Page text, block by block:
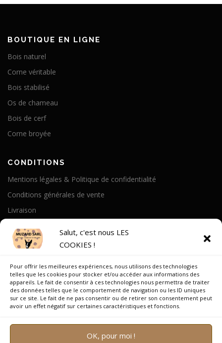
Salut, c'est nous LES
COOKIES !
Pour offrir les meilleures expériences, nous utilisons des technologies
telles que les cookies pour stocker et/ou accéder aux informations des
appareils. Le fait de consentir à ces technologies nous permettra de traiter
des données telles que le comportement de navigation ou les ID uniques
sur ce site. Le fait de ne pas consentir ou de retirer son consentement peut
avoir un effet négatif sur certaines caractéristiques et fonctions.
OK, pour moi !
BOUTIQUE EN LIGNE
Bois naturel
Corne véritable
Bois stabilisé
Os de chameau
Bois de cerf
Corne broyée
CONDITIONS
Mentions légales & Politique de confidentialité
Conditions générales de vente
Livraison
Notre Histoire
On parle de nous
Recrutement